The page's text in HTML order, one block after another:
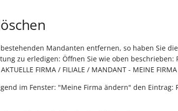
Mandanten entfernen, so haben Sie
zu erledigen: Öffnen Sie wie oben beschrieben:
FIRMA / FILIALE / MANDANT - MEINE
im Fenster: "Meine Firma ändern" den Eintrag: